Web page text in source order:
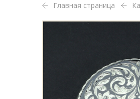
Главная страница